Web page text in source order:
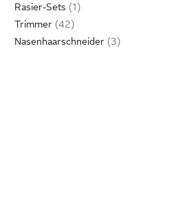
Rasier-Sets
Trimmer
Nasenhaarschneider